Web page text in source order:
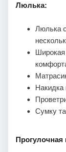
Люлька:
Люлька
Широкая
Накидка
Сумку
Прогулочная